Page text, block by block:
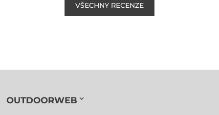
VŠECHNY RECENZE
OUTDOORWEB